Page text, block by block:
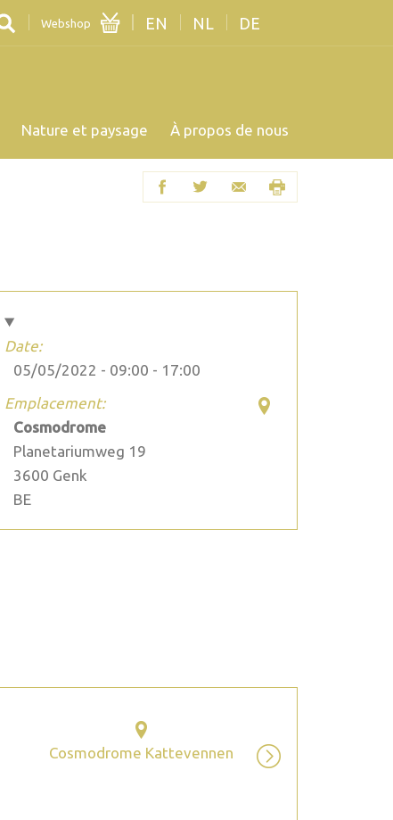
Webshop EN NL DE
Nature et paysage À propos de nous
Date:
05/05/2022 - 09:00 - 17:00
Emplacement:
Cosmodrome
Planetariumweg 19
3600 Genk
BE
Cosmodrome Kattevennen